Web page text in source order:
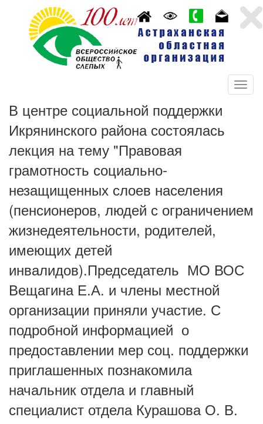
В центре социальной поддержки
Икрянинского района состоялась
лекция на тему "Правовая
грамотность социально-
незащищенных слоев населения
(пенсионеров, людей с ограничением
жизнедеятельности, родителей,
имеющих детей
инвалидов).Председатель МО ВОС
Вещагина Е.А. и члены местной
организации приняли участие. С
подробной информацией о
предоставлении мер соц. поддержки
приглашенных познакомила
начальник отдела и главный
специалист отдела Курашова О. В.